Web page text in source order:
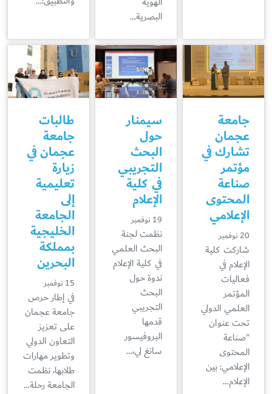
البصرية…
جامعة
عجمان
تشارك في
مؤتمر
صناعة
المحتوى
الإعلامي
20 نوفمبر
شاركت كلية
الإعلام في
فعاليات
المؤتمر
العلمي الدولي
تحت عنوان
"صناعة
المحتوى
الإعلامي: بين
الإعلام…
سيمنار
حول
البحث
التجريبي
في كلية
الإعلام
19 نوفمبر
نظمت لجنة
البحث العلمي
في كلية الإعلام
ندوة حول
البحث
التجريبي
قدمها
البروفيسور
سانغ لي،…
طالبات
جامعة
عجمان في
زيارة
تعليمية
إلى
الجامعة
الخليجية
بمملكة
البحرين
15 نوفمبر
في إطار حرص
جامعة عجمان
على تعزيز
التعاون الدولي
وتطوير مهارات
طلابها، نظمت
الجامعة رحلة…